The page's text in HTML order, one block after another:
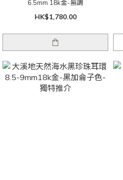
6.5mm 18k金-無調
HK$1,780.00